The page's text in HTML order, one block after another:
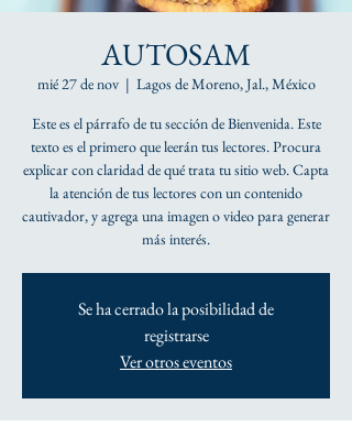
AUTOSAM
mié 27 de nov
  |
Lagos de Moreno, Jal., México
Este es el párrafo de tu sección de Bienvenida. Este
texto es el primero que leerán tus lectores. Procura
explicar con claridad de qué trata tu sitio web. Capta
la atención de tus lectores con un contenido
cautivador, y agrega una imagen o video para generar
más interés.
Se ha cerrado la posibilidad de
registrarse
Ver otros eventos